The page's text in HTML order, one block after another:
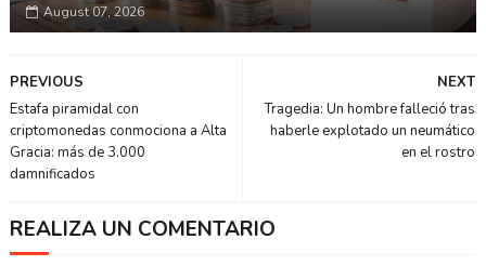
August 07, 2026
NEXT
Tragedia: Un hombre falleció tras
haberle explotado un neumático
en el rostro
PREVIOUS
Estafa piramidal con
criptomonedas conmociona a Alta
Gracia: más de 3.000
damnificados
REALIZA UN COMENTARIO